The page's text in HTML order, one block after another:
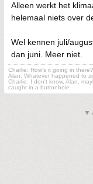
Alleen werkt het
helemaal niets over
Wel kennen juli/
dan juni. Meer niet.
Charlie: How's it going in there?
Alan: Whatever happened to
Charlie: I don't know, Alan,
caught in a buttonhole
▼